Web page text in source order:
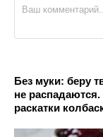
Без муки: беру
не
раскатки